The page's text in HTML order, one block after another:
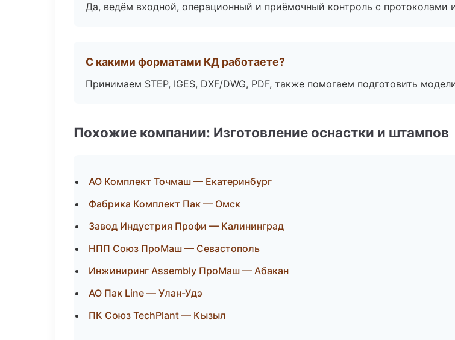
Да, ведём входной, операционный и приёмочный контроль с протоколами
С какими форматами КД работаете?
Принимаем STEP, IGES, DXF/DWG, PDF, также помогаем подготовить
Похожие компании: Изготовление оснастки и штампов
АО Комплект Точмаш — Екатеринбург
Фабрика Комплект Пак — Омск
Завод Индустрия Профи — Калининград
НПП Союз ПроМаш — Севастополь
Инжиниринг Assembly ПроМаш — Абакан
АО Пак Line — Улан-Удэ
ПК Союз TechPlant — Кызыл